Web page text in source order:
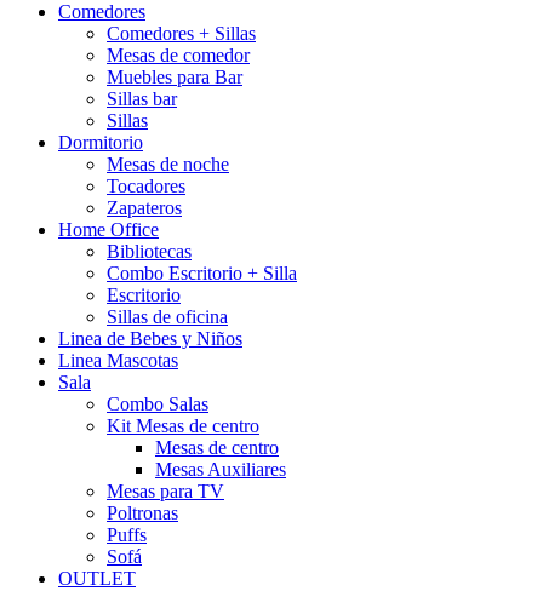
Comedores
Comedores + Sillas
Mesas de comedor
Muebles para Bar
Sillas bar
Sillas
Dormitorio
Mesas de noche
Tocadores
Zapateros
Home Office
Bibliotecas
Combo Escritorio + Silla
Escritorio
Sillas de oficina
Linea de Bebes y Niños
Linea Mascotas
Sala
Combo Salas
Kit Mesas de centro
Mesas de centro
Mesas Auxiliares
Mesas para TV
Poltronas
Puffs
Sofá
OUTLET